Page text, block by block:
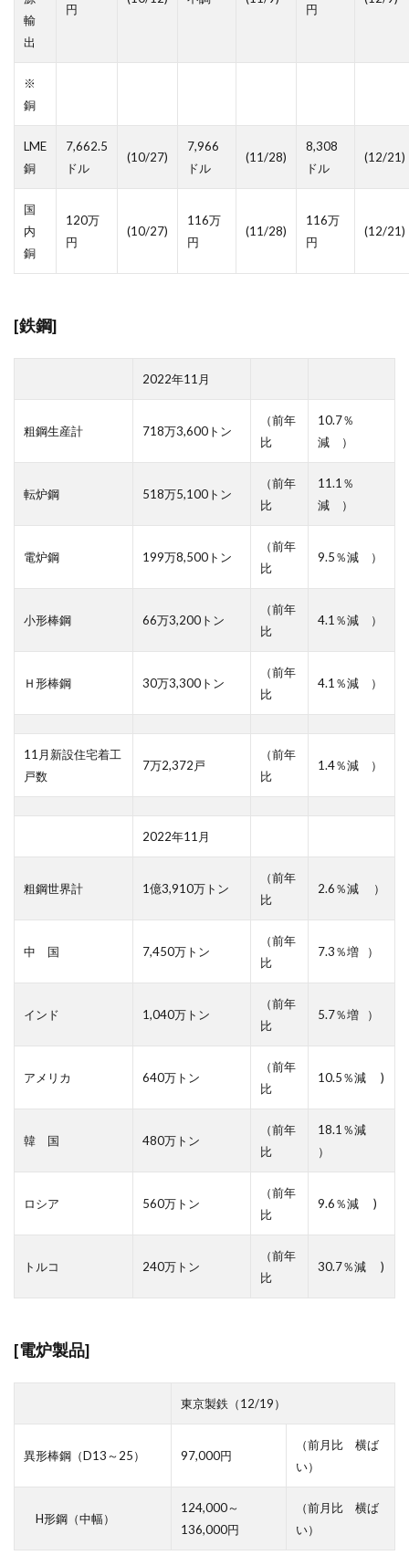
輸
出
円 円
※
銅
LME
銅
7,662.5
ドル
(10/27)
7,966
ドル
(11/28)
8,308
ドル
(12/21)
国
内
銅
120万
円
(10/27)
116万
円
(11/28)
116万
円
(12/21)
[鉄鋼]
2022年11月
粗鋼生産計 718万3,600トン
（前年
比
10.7％
減 ）
転炉鋼 518万5,100トン
（前年
比
11.1％
減 ）
電炉鋼 199万8,500トン
（前年
比
9.5％減 ）
小形棒鋼 66万3,200トン
（前年
比
4.1％減 ）
Ｈ形棒鋼 30万3,300トン
（前年
比
4.1％減 ）
11月新設住宅着工
戸数
7万2,372戸
（前年
比
1.4％減 ）
2022年11月
粗鋼世界計 1億3,910万トン
（前年
比
2.6％減 ）
中 国 7,450万トン
（前年
比
7.3％増 ）
インド 1,040万トン
（前年
比
5.7％増 ）
アメリカ 640万トン
（前年
比
10.5％減 )
韓 国 480万トン
（前年
比
18.1％減
）
ロシア 560万トン
（前年
比
9.6％減 )
トルコ 240万トン
（前年
比
30.7％減 )
[電炉製品]
東京製鉄（12/19）
異形棒鋼（D13～25） 97,000円
（前月比 横ば
い）
H形鋼（中幅）
124,000～
136,000円
（前月比 横ば
い）